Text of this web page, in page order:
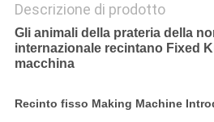
Descrizione di prodotto
Gli animali della prateria della
internazionale recintano Fixed
macchina
Recinto fisso Making Machine